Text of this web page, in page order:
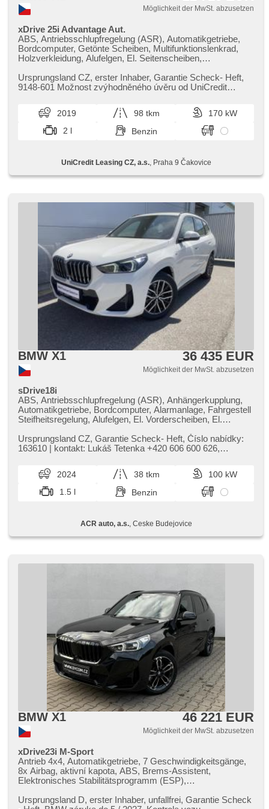
Möglichkeit der MwSt. abzusetzen
xDrive 25i Advantage Aut.
ABS, Antriebsschlupfregelung (ASR), Automatikgetriebe,
Bordcomputer, Getönte Scheiben, Multifunktionslenkrad,
Holzverkleidung, Alufelgen, El. Seitenscheiben,
Ausziehbare Kopflehnen, Positionssitze, Autoradio,
Ledersitze, Teilbare Rücksitzbank, El. Spiegel, beheizte
beheizte Sitze, USB, Sportsitze, Tempomat,
Außenthermometer, Wegfahrsperre,
Scheibenwischersensor, Lichtsensor, Dachträger, Lenkrad
einstellbar, Antrieb 4x4, höheneinstellbare Sitze,
Stabilitätsprogramm (ESP), Beifahrerairbagdeaktivierung,
Reifendrucksensor, starten per Taste, Lederpolsterung,
senzory přední, parkovací senzory zadní, bezklíčové
Ursprungsland CZ,​ erster Inhaber,​ Garantie Scheck​- Heft,​
9148​-601 Možnost zvýhodněného úvěru od UniCredit
2019 98 tkm
170 kW
2 l
Benzin
UniCredit Leasing CZ, a.s., Praha 9 Čakovice
BMW X1 36 435 EUR
Möglichkeit der MwSt. abzusetzen
sDrive18i
ABS, Antriebsschlupfregelung (ASR), Anhängerkupplung,
Automatikgetriebe, Bordcomputer, Alarmanlage, Fahrgestell
Steifheitsregelung, Alufelgen, El. Vorderscheiben, El.
beheizte Sitze, Sportsitze, Wegfahrsperre,
Zentralverriegelung, Elektronisches Stabilitätsprogramm
Lenkrad, Brems-Assistent, Reifendrucksensor,
Parkassistent, AUX, Blind Spot Anzeige, automatikparken,
Vorderlichter LED, täglich Leuchten, Start-Stop System,
Fahrkamera, Bluetooth, Speicherkarte, 360° monitorovací
parkovací senzory zadní, bezklíčové startování, bezklíčové
odemykání, digitální příjem rádia (DAB), digitální přístrojový
dálkových světel
Ursprungsland CZ,​ Garantie Scheck​- Heft,​ Číslo nabídky:
163610 | kontakt: Lukáš Tetenka ​+420 606 600 626,​
2024 38 tkm
100 kW
1.5 l
Benzin
ACR auto, a.s., Ceske Budejovice
BMW X1 46 221 EUR
Möglichkeit der MwSt. abzusetzen
xDrive23i M-Sport
Antrieb 4x4, Automatikgetriebe, 7 Geschwindigkeitsgänge,
8x Airbag, aktivní kapota, ABS, Brems-Assistent,
Elektronisches Stabilitätsprogramm (ESP),
asistent stability přívěsu (TSA), Geschwindigkeitsregelung
Ursprungsland D,​ erster Inhaber,​ unfallfrei,​ Garantie Scheck​